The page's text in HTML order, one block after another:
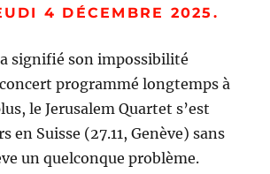
4 DÉCEMBRE 2025.
signifié son impossibilité
programmé longtemps à
le Jerusalem Quartet s’est
en Suisse (27.11, Genève) sans
un quelconque problème.